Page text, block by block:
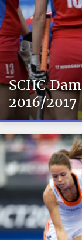
SCHC
2016/2017